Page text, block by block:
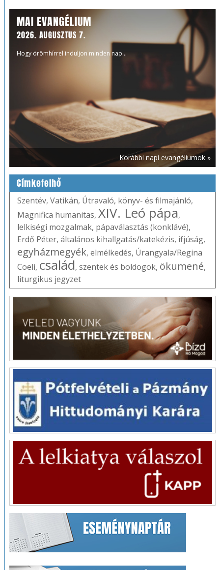
MAI EVANGÉLIUM
2026. AUGUSZTUS 7.
Hogy örömhírrel induljon minden nap...
Korábbi napi evangéliumok »
Címkefelhő
Szentév, Vatikán, Útravaló, könyv- és filmajánló,
Magnifica humanitas, XIV. Leó pápa,
lelkiségi mozgalmak, pápaválasztás (konklávé),
Erdő Péter, általános kihallgatás/katekézis, ifjúság,
egyházmegyék, elmélkedés, Úrangyala/Regina
Coeli, család, szentek és boldogok, ökumené,
liturgikus jegyzet